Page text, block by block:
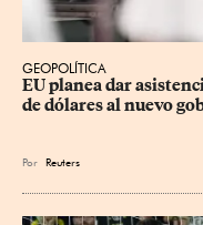
GEOPOLÍTICA
EU planea dar
de dólares al nuevo
Por Reuters